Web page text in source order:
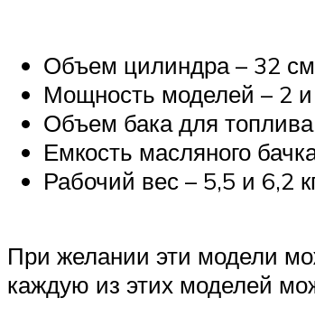
Объем цилиндра – 32
Мощность моделей – 2 и
Объем бака для
Емкость масляного
Рабочий вес – 5,5 и 6,2
При желании эти модели
каждую из этих моделей